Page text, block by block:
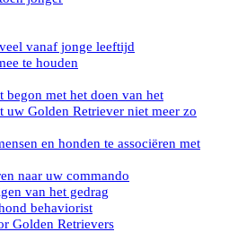
vanaf jonge leeftijd
te houden
begon met het doen van het
uw Golden Retriever niet meer zo
en honden te associëren met
naar uw commando
van het gedrag
behaviorist
Golden Retrievers